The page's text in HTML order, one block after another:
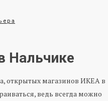
Нальчике
открытых магазинов ИКЕА в
ведь всегда можно